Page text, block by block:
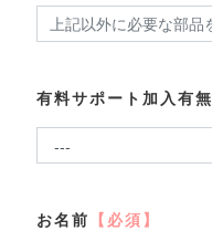
有料サポート加入有無
お名前 【必須】